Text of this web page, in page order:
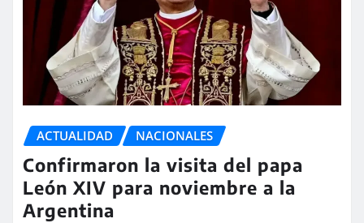
ACTUALIDAD NACIONALES
Confirmaron la visita del papa
León XIV para noviembre a la
Argentina